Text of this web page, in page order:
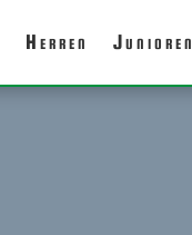
Herren Junioren